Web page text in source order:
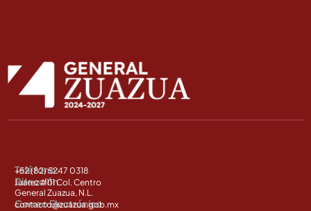
Teléfono:
+52 (82) 5247 0318
Dirección
Juárez #111 Col. Centro
General Zuazua, N.L.
Correo Electrónico
contacto@zuazua.gob.mx